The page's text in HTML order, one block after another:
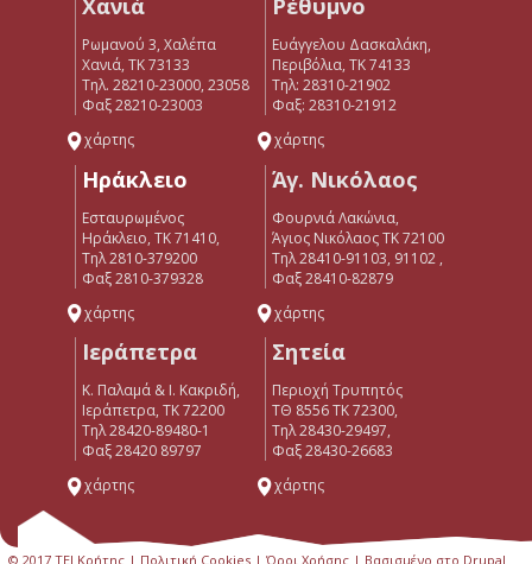
Ρωμανού 3, Χαλέπα
Χανιά, ΤΚ 73133
Τηλ. 28210-23000, 23058
Φαξ 28210-23003
χάρτης
Ευάγγελου Δασκαλάκη,
Περιβόλια, ΤΚ 74133
Tηλ: 28310-21902
Φαξ: 28310-21912
χάρτης
Ηράκλειο
Εσταυρωμένος
Ηράκλειο, ΤΚ 71410,
Τηλ 2810-379200
Φαξ 2810-379328
χάρτης
Άγ. Νικόλαος
Φουρνιά Λακώνια,
Άγιος Νικόλαος ΤΚ 72100
Τηλ 28410-91103, 91102 ,
Φαξ 28410-82879
χάρτης
Ιεράπετρα
Κ. Παλαμά & Ι. Κακριδή,
Ιεράπετρα, ΤΚ 72200
Tηλ 28420-89480-1
Φαξ 28420 89797
χάρτης
Σητεία
Περιοχή Τρυπητός
ΤΘ 8556 ΤΚ 72300,
Τηλ 28430-29497,
Φαξ 28430-26683
χάρτης
© 2017 ΤΕΙ Κρήτης | Πολιτική Cookies | Όροι Χρήσης | Βασισμένο στο Drupal